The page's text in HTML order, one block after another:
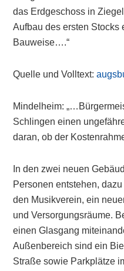
das Erdgeschoss in
Aufbau des ersten Stocks
Bauweise….“
Quelle und Volltext:
Mindelheim:
Schlingen einen
daran, ob der
In den zwei neuen
Personen entstehen,
den Musikverein, ein
und Versorgungsräume.
einen Glasgang
Außenbereich sind ein
Straße sowie Parkplätze